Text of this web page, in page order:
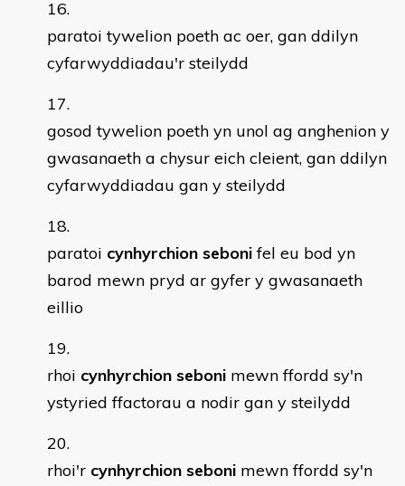
paratoi tywelion poeth ac oer, gan ddilyn
cyfarwyddiadau'r steilydd
gosod tywelion poeth yn unol ag anghenion y
gwasanaeth a chysur eich cleient, gan ddilyn
cyfarwyddiadau gan y steilydd
paratoi cynhyrchion sebonifel eu bod yn
barod mewn pryd ar gyfer y gwasanaeth
eillio
rhoi cynhyrchion seboni mewn ffordd sy'n
ystyried ffactorau a nodir gan y steilydd
rhoi'r cynhyrchion seboni mewn ffordd sy'n